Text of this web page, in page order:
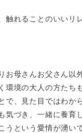
触れることのいいリ
お母さんお父さん以
環境の大人の方たち
で、見た目ではわか
気づき、一緒に養育
うという愛情が湧い